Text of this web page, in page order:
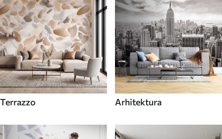
Terrazzo Arhitektura